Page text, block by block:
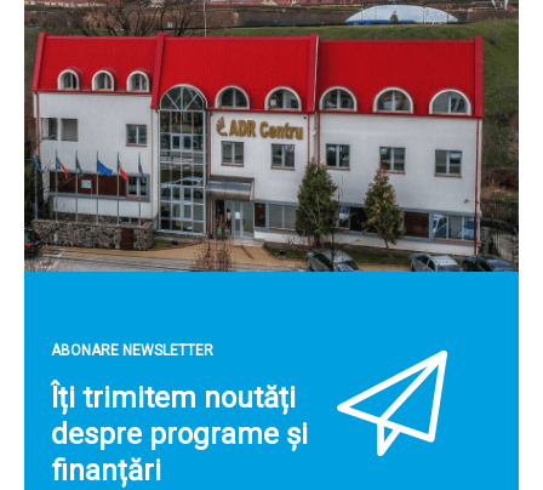
ABONARE NEWSLETTER
Îți trimitem noutăți
despre programe și
finanțări